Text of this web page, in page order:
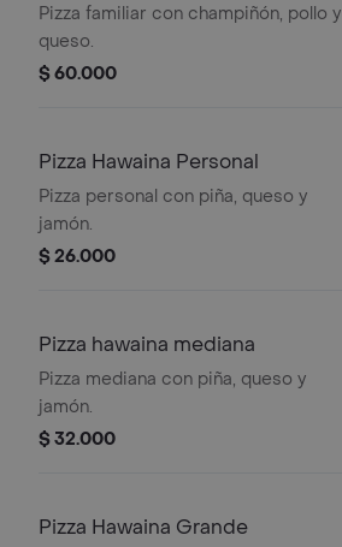
Pizza familiar con champiñón, pollo y
queso.
$ 60.000
Pizza Hawaina Personal
Pizza personal con piña, queso y
jamón.
$ 26.000
Pizza hawaina mediana
Pizza mediana con piña, queso y
jamón.
$ 32.000
Pizza Hawaina Grande